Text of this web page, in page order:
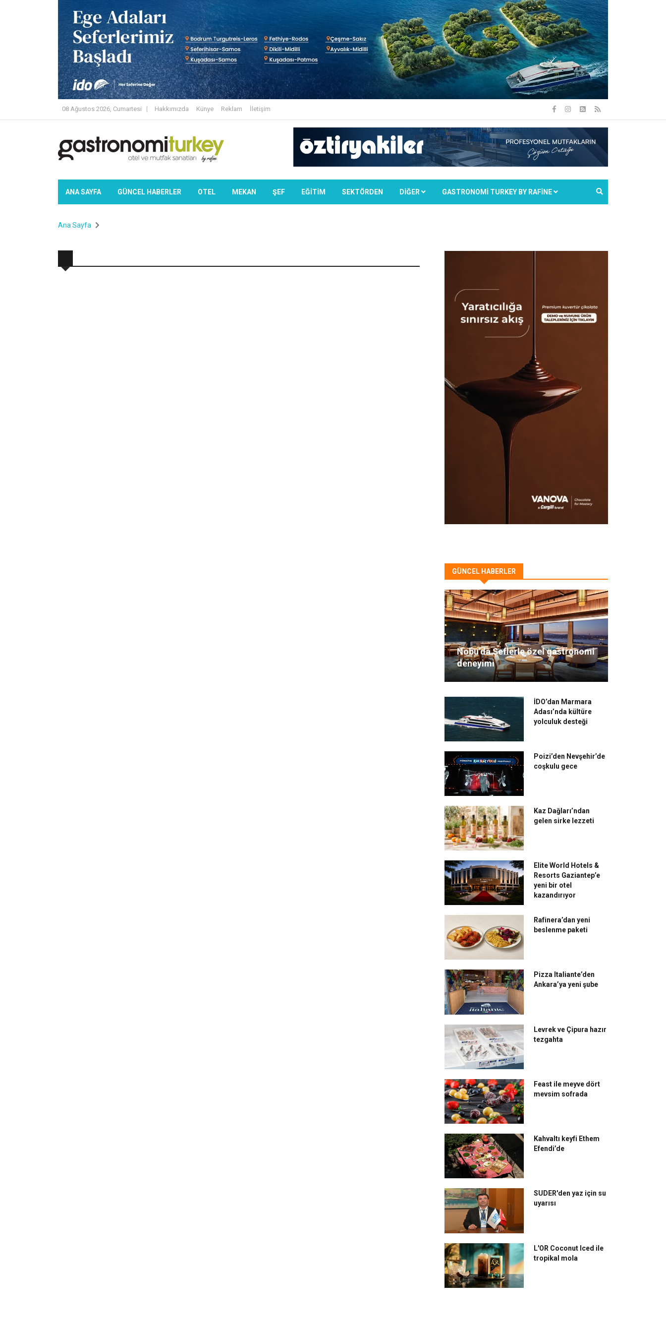
08 Ağustos 2026, Cumartesi Hakkımızda Künye Reklam İletişim
ANA SAYFA GÜNCEL HABERLER OTEL MEKAN ŞEF EĞİTİM SEKTÖRDEN DIĞER GASTRONOMİ TURKEY BY RAFİNE
Ana Sayfa
GÜNCEL HABERLER
Nobu’da Şeflerle özel gastronomi
deneyimi
İDO’dan Marmara
Adası’nda kültüre
yolculuk desteği
Poizi’den Nevşehir’de
coşkulu gece
Kaz Dağları’ndan
gelen sirke lezzeti
Elite World Hotels &
Resorts Gaziantep’e
yeni bir otel
kazandırıyor
Rafinera’dan yeni
beslenme paketi
Pizza Italiante’den
Ankara’ya yeni şube
Levrek ve Çipura hazır
tezgahta
Feast ile meyve dört
mevsim sofrada
Kahvaltı keyfi Ethem
Efendi’de
SUDER'den yaz için su
uyarısı
L'OR Coconut Iced ile
tropikal mola